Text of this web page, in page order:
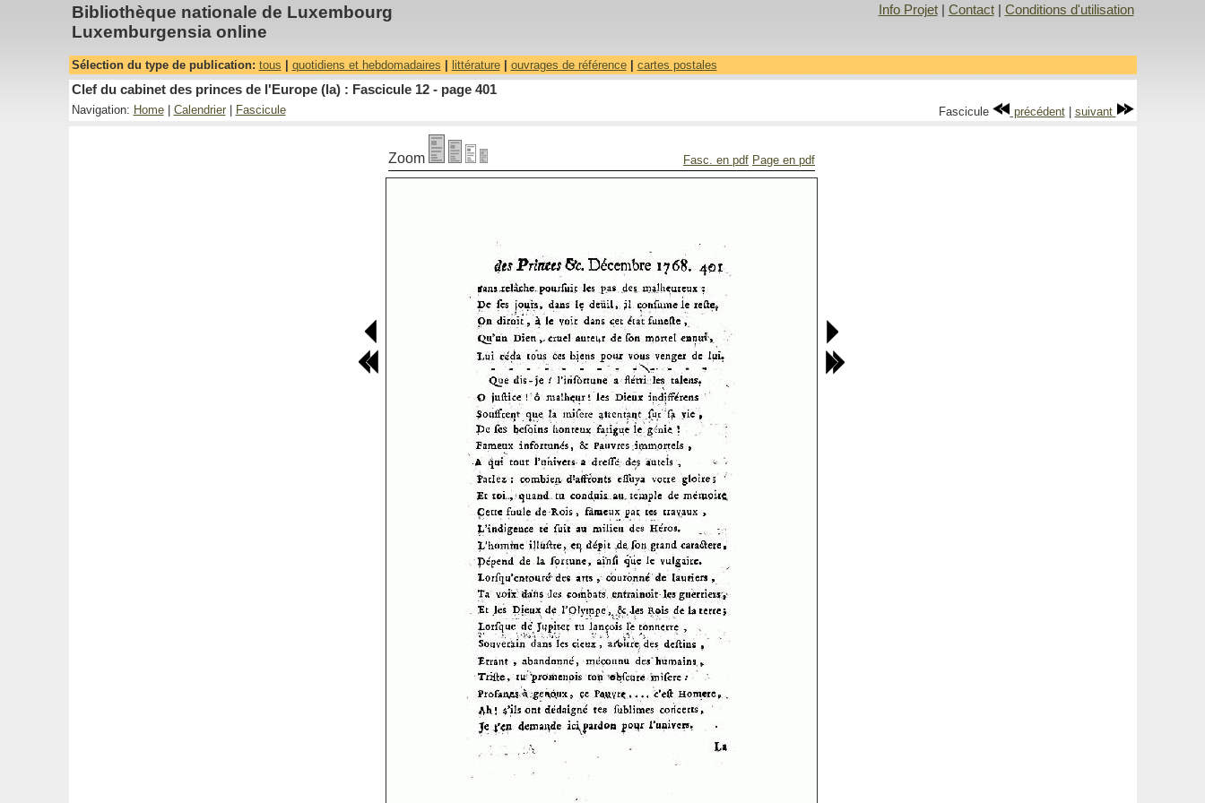
Bibliothèque nationale de Luxembourg
Luxemburgensia online
Info Projet| Contact| Conditions d'utilisation
Sélection du type de publication: tous quotidiens et hebdomadaires littérature| ouvrages de référence| cartes postales
Clef du cabinet des princes de l'Europe (la) : Fascicule 12 - page 401
Navigation: Home| Calendrier| Fascicule Fascicule précédent| suivant
Zoom Fasc. en pdf Page en pdf